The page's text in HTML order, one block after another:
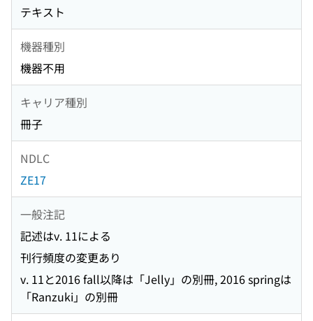
テキスト
機器種別
機器不用
キャリア種別
冊子
NDLC
ZE17
一般注記
記述はv. 11による
刊行頻度の変更あり
v. 11と2016 fall以降は「Jelly」の別冊, 2016 springは
「Ranzuki」の別冊